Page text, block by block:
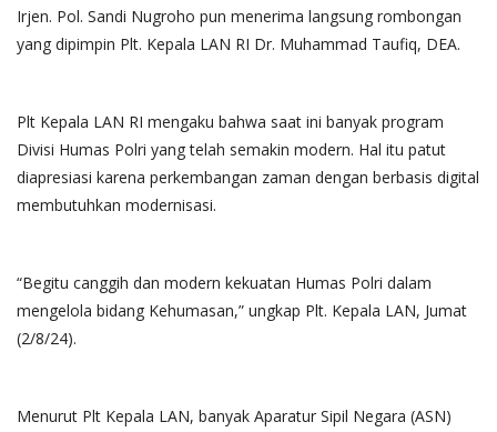
Irjen. Pol. Sandi Nugroho pun menerima langsung rombongan
yang dipimpin Plt. Kepala LAN RI Dr. Muhammad Taufiq, DEA.
Plt Kepala LAN RI mengaku bahwa saat ini banyak program
Divisi Humas Polri yang telah semakin modern. Hal itu patut
diapresiasi karena perkembangan zaman dengan berbasis digital
membutuhkan modernisasi.
“Begitu canggih dan modern kekuatan Humas Polri dalam
mengelola bidang Kehumasan,” ungkap Plt. Kepala LAN, Jumat
(2/8/24).
Menurut Plt Kepala LAN, banyak Aparatur Sipil Negara (ASN)